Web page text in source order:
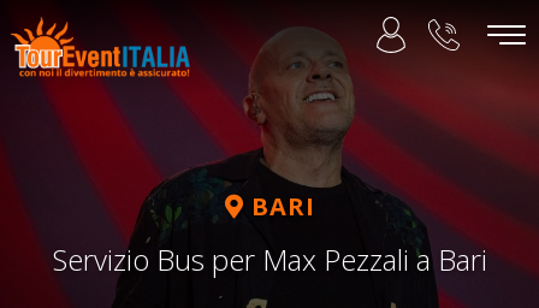
BARI
Servizio Bus per Max Pezzali a Bari